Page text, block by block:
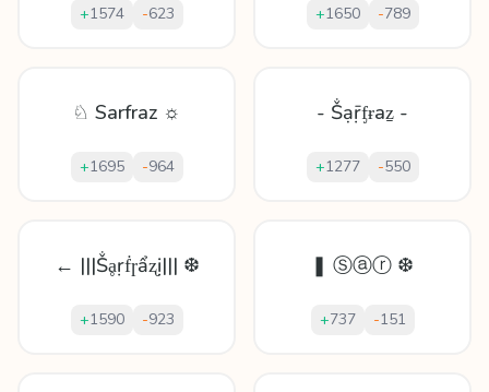
+1574 -623 +1650 -789
♘ Sarfraz ☼
+1695 -964
- Ṧạṝᶂɍаẕ -
+1277 -550
← |||Ṧḁṛḟɼẩʐị||| ❆
+1590 -923
❚ Ⓢⓐⓡ ❆
+737 -151